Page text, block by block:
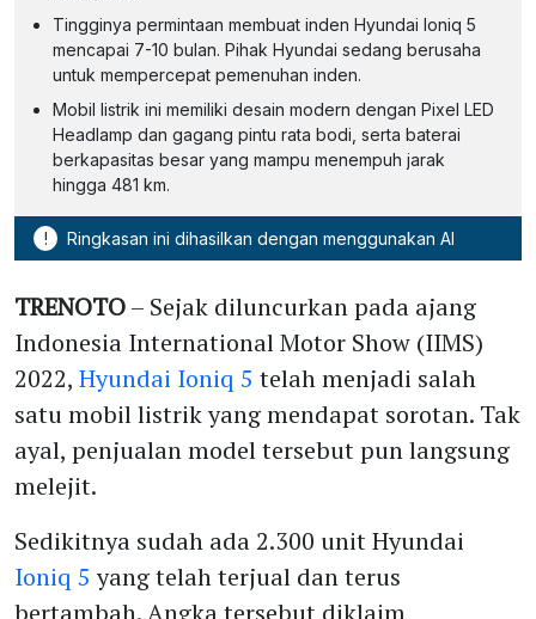
Tingginya permintaan membuat inden Hyundai Ioniq 5
mencapai 7-10 bulan. Pihak Hyundai sedang berusaha
untuk mempercepat pemenuhan inden.
Mobil listrik ini memiliki desain modern dengan Pixel LED
Headlamp dan gagang pintu rata bodi, serta baterai
berkapasitas besar yang mampu menempuh jarak
hingga 481 km.
! Ringkasan ini dihasilkan dengan menggunakan AI
TRENOTO– Sejak diluncurkan pada ajang
Indonesia International Motor Show (IIMS)
2022, Hyundai Ioniq 5 telah menjadi salah
satu mobil listrik yang mendapat sorotan. Tak
ayal, penjualan model tersebut pun langsung
melejit.
Sedikitnya sudah ada 2.300 unit Hyundai
Ioniq 5 yang telah terjual dan terus
bertambah. Angka tersebut diklaim